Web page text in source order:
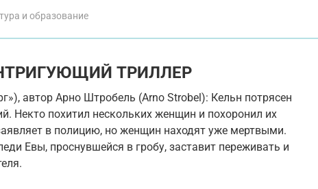
и образование
ТРИЛЛЕР
автор Арно Штробель (Arno Strobel): Кельн потрясен
Некто похитил нескольких женщин и похоронил их
в полицию, но женщин находят уже мертвыми.
Евы, проснувшейся в гробу, заставит переживать и